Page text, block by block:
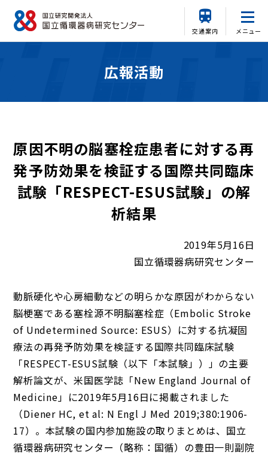
交通案内 メニュー
広報活動
原因不明の脳塞栓症患者に対する再
発予防効果を検証する国際共同臨床
試験「RESPECT-ESUS試験」の解
析結果
2019年5月16日
国立循環器病研究センター
動脈硬化や心房細動などの明らかな原因がわからない
脳梗塞である塞栓源不明脳塞栓症（Embolic Stroke
of Undetermined Source: ESUS）に対する抗凝固
療法の再発予防効果を検証する国際共同臨床試験
「RESPECT-ESUS試験（以下「本試験」）」の主要
解析論文が、米国医学誌「New England Journal of
Medicine」に2019年5月16日に掲載されました
（Diener HC, et al: N Engl J Med 2019;380:1906-
17）。本試験の国内参加施設の取りまとめは、国立
循環器病研究センター（略称：国循）の豊田一則副院